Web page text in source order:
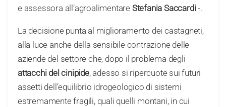
e assessora all’agroalimentare Stefania Saccardi-.
La decisione punta al miglioramento dei castagneti,
alla luce anche della sensibile contrazione delle
aziende del settore che, dopo il problema degli
attacchi del cinipide, adesso si ripercuote sui futuri
assetti dell’equilibrio idrogeologico di sistemi
estremamente fragili, quali quelli montani, in cui